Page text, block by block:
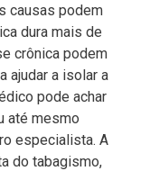
causas podem
dura mais de
crônica podem
ajudar a isolar a
pode achar
até mesmo
especialista. A
do tabagismo,